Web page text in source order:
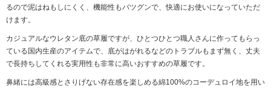
るので泥はねもしにくく、機能性もバツグンで、快適にお使いになっていただ
けます。
カジュアルなウレタン底の草履ですが、ひとつひとつ職人さんに作ってもらっ
ている国内生産のアイテムで、底がはがれるなどのトラブルもまず無く、丈夫
で長持ちしてくれる実用性も非常に高いおすすめの草履です。
鼻緒には高級感とさりげない存在感を楽しめる綿100%のコーデュロイ地を用い